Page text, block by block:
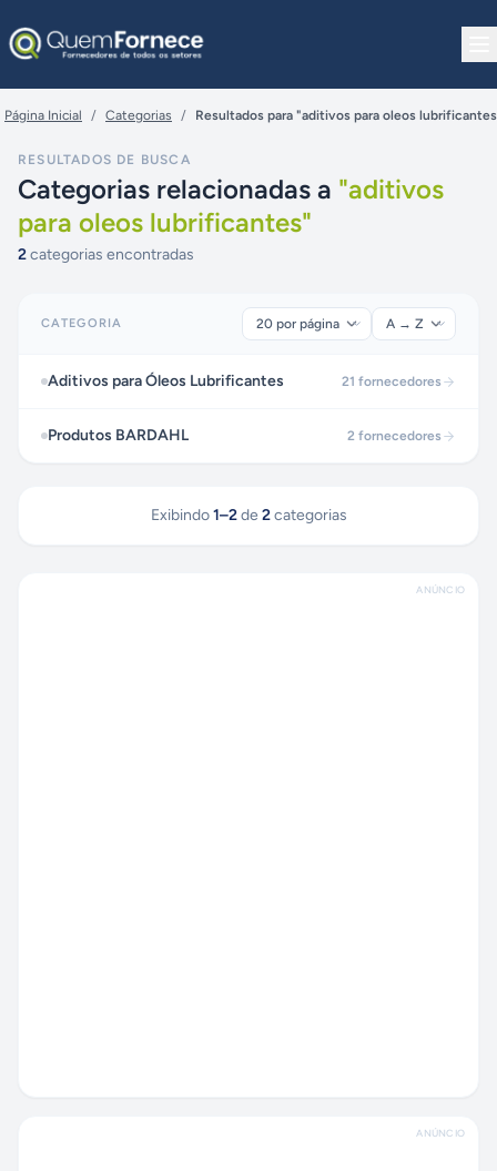
Página Inicial / Categorias / Resultados para "aditivos para oleos
RESULTADOS DE BUSCA
Categorias relacionadas a "aditivos
para oleos lubrificantes"
2categorias encontradas
CATEGORIA
Aditivos para Óleos Lubrificantes 21 fornecedores
Produtos BARDAHL 2 fornecedores
Exibindo 1–2 de 2 categorias
ANÚNCIO
ANÚNCIO